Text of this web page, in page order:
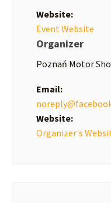
Website:
Event Website
Organizer
Poznań Motor
Email:
Website:
Organizer's